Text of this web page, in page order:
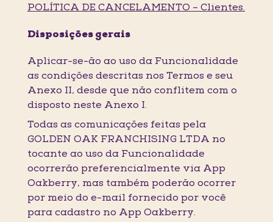
POLÍTICA DE CANCELAMENTO – Clientes.
Disposições gerais
Aplicar-se-ão ao uso da Funcionalidade
as condições descritas nos Termos e seu
Anexo II, desde que não conflitem com o
disposto neste Anexo I.
Todas as comunicações feitas pela
GOLDEN OAK FRANCHISING LTDA no
tocante ao uso da Funcionalidade
ocorrerão preferencialmente via App
Oakberry, mas também poderão ocorrer
por meio do e-mail fornecido por você
para cadastro no App Oakberry.